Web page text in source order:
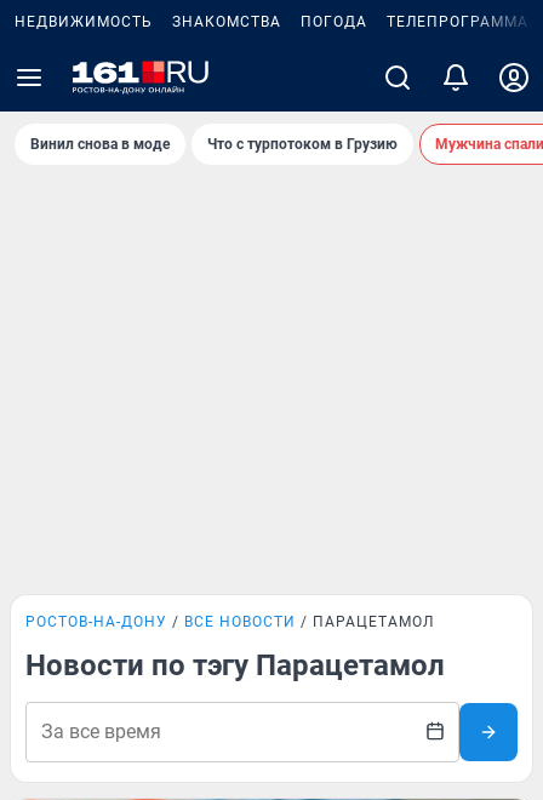
НЕДВИЖИМОСТЬ ЗНАКОМСТВА ПОГОДА ТЕЛЕПРОГРАММА
Винил снова в моде Что с турпотоком в Грузию Мужчина
РОСТОВ-НА-ДОНУ ВСЕ НОВОСТИ ПАРАЦЕТАМОЛ
Новости по тэгу Парацетамол